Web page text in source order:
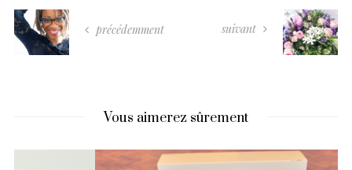
précédemment suivant
Vous aimerez sûrement